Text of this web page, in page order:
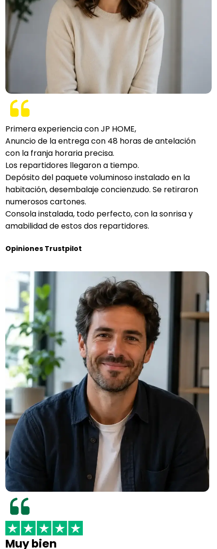
Primera experiencia con JP HOME,
Anuncio de la entrega con 48 horas de antelación
con la franja horaria precisa.
Los repartidores llegaron a tiempo.
Depósito del paquete voluminoso instalado en la
habitación, desembalaje concienzudo. Se retiraron
numerosos cartones.
Consola instalada, todo perfecto, con la sonrisa y
amabilidad de estos dos repartidores.
Opiniones Trustpilot
Muy bien